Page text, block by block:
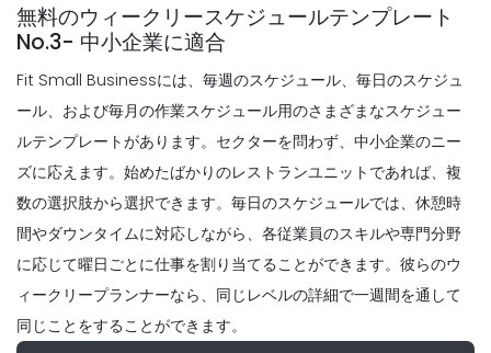
ケジュールメーカーを使用する場合は、あ
なたのビジネス全体の結果を後押しするこ
とができます。
Michelle Jaco Oct 12, 2020
Scheduling
作業スケジュールの作成を容易にするため
の毎日のスケジュールアプリの5ベスト機
能今日の現代の労働力の
Michelle Jaco Oct 12, 2020
Scheduling
レストランに毎日のスケジュールテンプレ
ートを使用する必要がある理由レストラン
5 週間最優秀従業員スケジュールテンプレ
ートを選択するためのヒントレストラン内
のスケジューリングシステムをアップグレ
ード
Michelle Jaco Oct 12, 2020
Scheduling
それはプロジェクト計画に来るとき、何の
ために見てみる正しく行われ
Michelle Jaco Oct 12, 2020
作業スケジュール・プランナの主なメリッ
無料のウィークリースケジュールテンプレート
No.3- 中小企業に適合
Fit Small Businessには、毎週のスケジュール、毎日のスケジュ
ール、および毎月の作業スケジュール用のさまざまなスケジュー
ルテンプレートがあります。セクターを問わず、中小企業のニー
ズに応えます。始めたばかりのレストランユニットであれば、複
数の選択肢から選択できます。毎日のスケジュールでは、休憩時
間やダウンタイムに対応しながら、各従業員のスキルや専門分野
に応じて曜日ごとに仕事を割り当てることができます。彼らのウ
ィークリープランナーなら、同じレベルの詳細で一週間を通して
同じことをすることができます。